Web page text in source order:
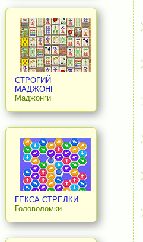
СТРОГИЙ
МАДЖОНГ
Маджонги
ГЕКСА СТРЕЛКИ
Головоломки